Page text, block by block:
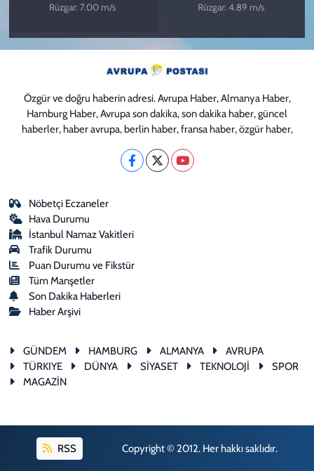
Rüzgar: 7.00 m/s
Rüzgar: 4.89 m/s
Özgür ve doğru haberin adresi. Avrupa Haber, Almanya Haber,
Hamburg Haber, Avrupa son dakika, son dakika haber, güncel
haberler, haber avrupa, berlin haber, fransa haber, özgür haber,
Nöbetçi Eczaneler
Hava Durumu
İstanbul Namaz Vakitleri
Trafik Durumu
Puan Durumu ve Fikstür
Tüm Manşetler
Son Dakika Haberleri
Haber Arşivi
GÜNDEM HAMBURG ALMANYA
AVRUPA
TÜRKIYE
DÜNYA SİYASET TEKNOLOJİ
SPOR
MAGAZİN
RSS Copyright © 2012. Her hakkı saklıdır.